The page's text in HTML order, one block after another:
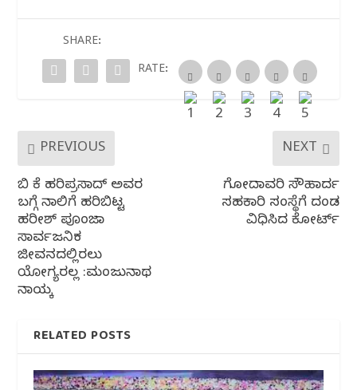
b
o
r A
p
ra
SHARE:
RATE:
PREVIOUS
ಬಿ ಕೆ ಹರಿಪ್ರಸಾದ್ ಅವರ
ಬಗ್ಗೆ ನಾಲಿಗೆ ಹರಿಬಿಟ್ಟ
ಹರೀಶ್ ಪೂಂಜಾ
ಸಾರ್ವಜನಿಕ
ಜೀವನದಲ್ಲಿರಲು
ಯೋಗ್ಯರಲ್ಲ :ಮಂಜುನಾಥ
ನಾಯ್ಕ
NEXT
ಗೋದಾವರಿ ಸೌಹಾರ್ದ
ಸಹಕಾರಿ ಸಂಸ್ಥೆಗೆ ದಂಡ
ವಿಧಿಸಿದ ಕೋರ್ಟ್
RELATED POSTS